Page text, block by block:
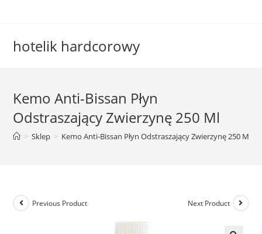
hotelik hardcorowy
Kemo Anti-Bissan Płyn
Odstraszający Zwierzynę 250 Ml
> Sklep > Kemo Anti-Bissan Płyn Odstraszający Zwierzynę 250 Ml
Previous Product Next Product